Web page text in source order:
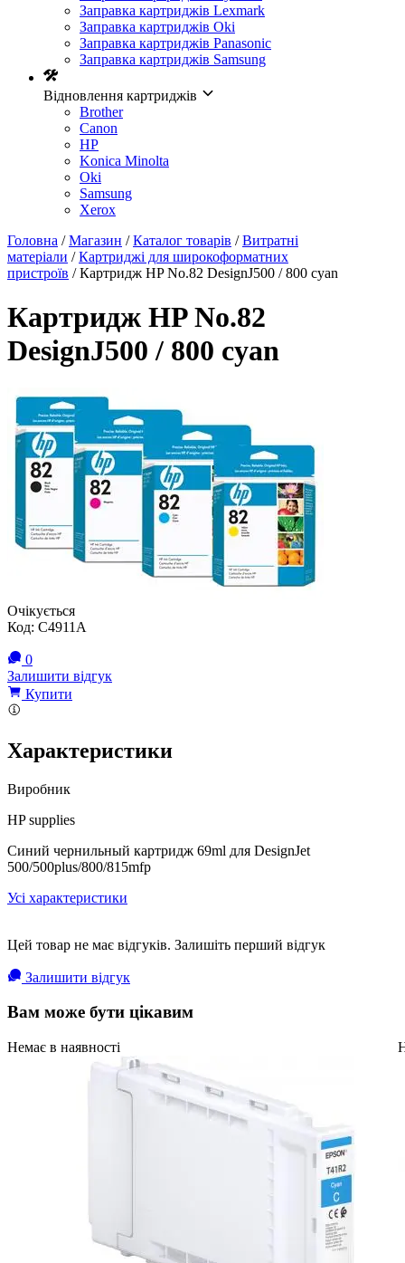
Заправка картриджів Lexmark
Заправка картриджів Oki
Заправка картриджів Panasonic
Заправка картриджів Samsung
Відновлення картриджів
Brother
Canon
HP
Konica Minolta
Oki
Samsung
Xerox
Головна /Магазин /Каталог товарів /Витратні
матеріали /Картриджі для широкоформатних
пристроїв / Картридж HP No.82 DesignJ500 / 800 cyan
Картридж HP No.82
DesignJ500 / 800 cyan
Очікується
Код: C4911A
0
Залишити відгук
Купити
Характеристики
Виробник
HP supplies
Синий чернильный картридж 69ml для DesignJet
500/500plus/800/815mfp
Усі характеристики
Цей товар не має відгуків. Залишіть перший відгук
Залишити відгук
Вам може бути цікавим
Немає в наявності